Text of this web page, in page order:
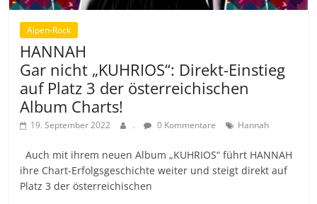
Alpen-Rock
HANNAH
Gar nicht „KUHRIOS“: Direkt-Einstieg
auf Platz 3 der österreichischen
Album Charts!
19. September 2022 . 0 Kommentare Hannah
Auch mit ihrem neuen Album „KUHRIOS“ führt HANNAH
ihre Chart-Erfolgsgeschichte weiter und steigt direkt auf
Platz 3 der österreichischen